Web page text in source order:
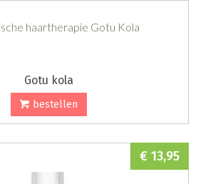
haartherapie Gotu Kola
Gotu kola
bestellen
€ 13,95